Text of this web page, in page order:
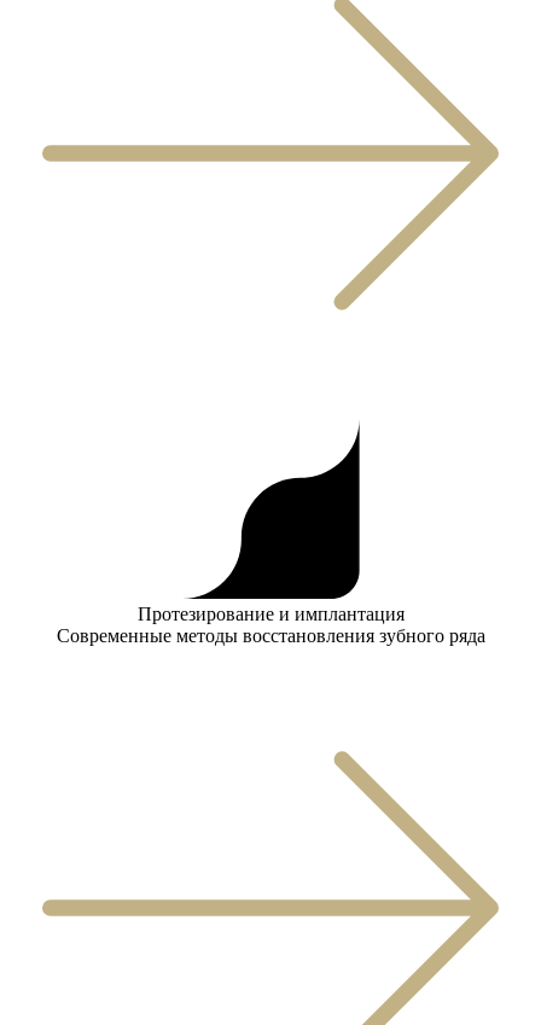
Протезирование и имплантация
Современные методы восстановления зубного ряда